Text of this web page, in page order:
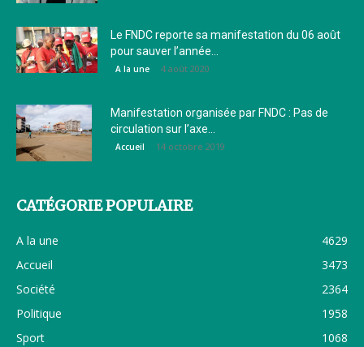
Le FNDC reporte sa manifestation du 06 août
pour sauver l’année...
A la une 4 août 2020
Manifestation organisée par FNDC : Pas de
circulation sur l’axe...
Accueil 14 octobre 2019
CATÉGORIE POPULAIRE
A la une
4629
Accueil
3473
Société
2364
Politique
1958
Sport
1068